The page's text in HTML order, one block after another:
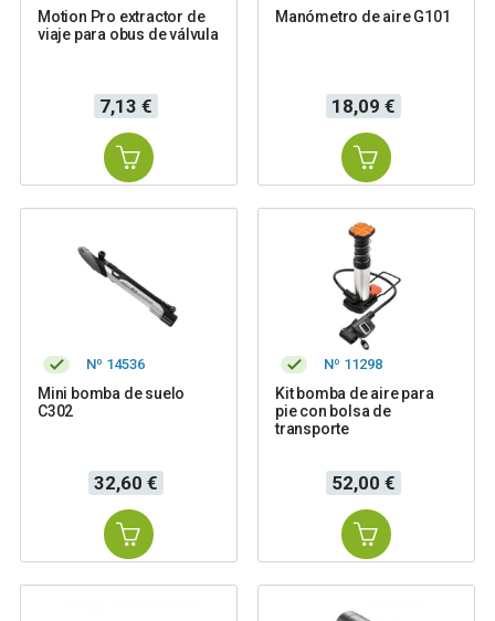
Motion Pro extractor de
viaje para obus de válvula
Precio
7,13 €
Manómetro de aire G101
Precio
18,09 €
Nº 14536
Mini bomba de suelo
C302
Precio
32,60 €
Nº 11298
Kit bomba de aire para
pie con bolsa de
transporte
Precio
52,00 €